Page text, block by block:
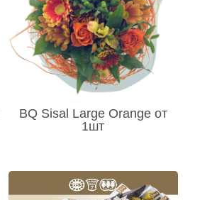
BQ Sisal Large Orange от
1шт